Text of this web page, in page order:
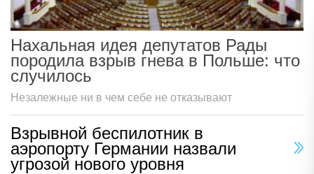
Нахальная идея депутатов Рады
породила взрыв гнева в Польше: что
случилось
Незалежные ни в чем себе не отказывают
Взрывной беспилотник в
аэропорту Германии назвали
угрозой нового уровня